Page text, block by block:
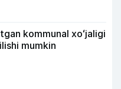
kommunal xoʻjaligi
mumkin